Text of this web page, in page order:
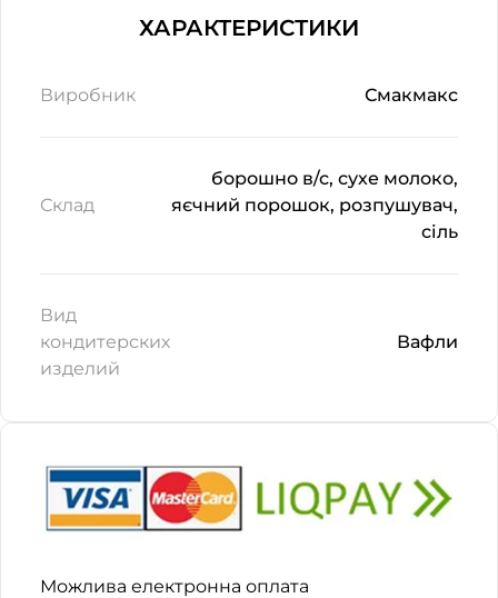
ХАРАКТЕРИСТИКИ
Виробник Смакмакс
Склад
борошно в/с, сухе молоко,
яєчний порошок, розпушувач,
сіль
Вид
кондитерских
изделий
Вафли
Можлива електронна оплата